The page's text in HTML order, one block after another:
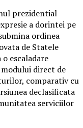
prezidential
a dorintei pe
ordinea
de Statele
escaladare
direct de
comparativ cu
declasificata
serviciilor